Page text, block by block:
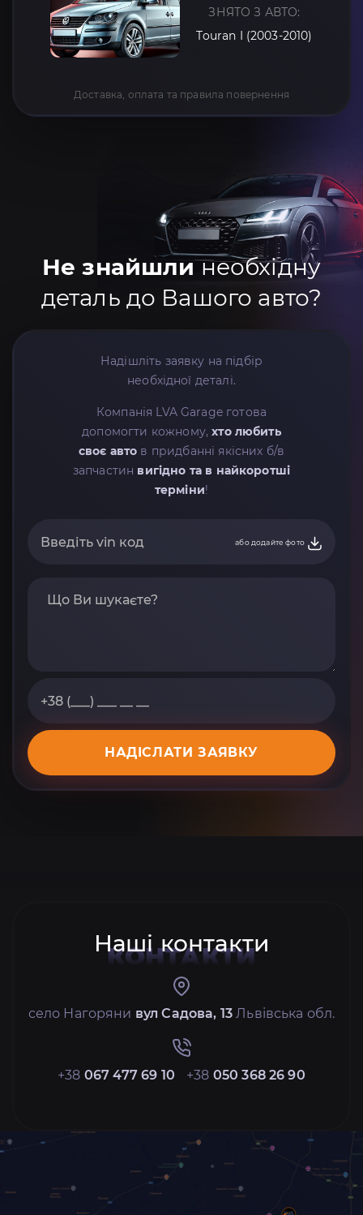
ЗНЯТО З АВТО:
Touran I (2003-2010)
Доставка, оплата та правила повернення
Не знайшлинеобхідну
деталь до Вашого авто?
Надішліть заявку на підбір
необхідної деталі.
Компанія LVA Garage готова
допомогти кожному,хто любить
своє авто в придбанні якісних б/в
запчастин вигідно та в найкоротші
терміни!
або додайте фото
НАДІСЛАТИ ЗАЯВКУ
Наші контакти
КОНТАКТИ
село Нагоряни вул Садова, 13 Львівська обл.
+38 067 477 69 10 +38 050 368 26 90